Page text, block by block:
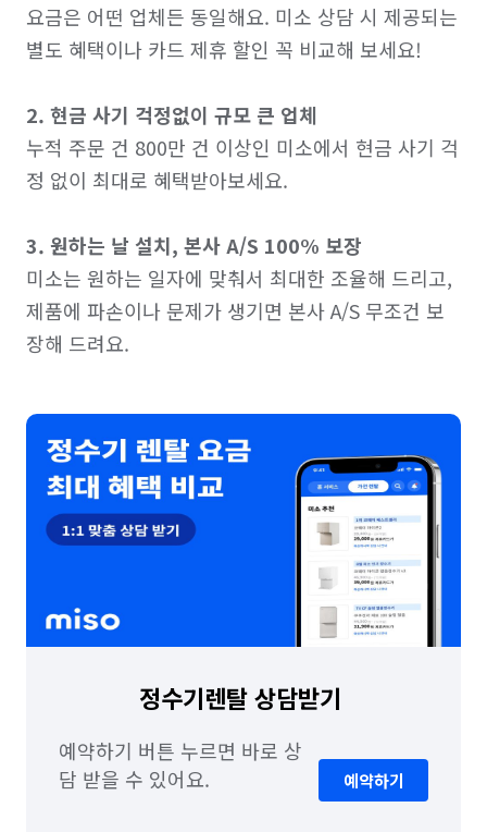
요금은 어떤 업체든 동일해요. 미소 상담 시 제공되는
별도 혜택이나 카드 제휴 할인 꼭 비교해 보세요!
2. 현금 사기 걱정없이 규모 큰 업체
누적 주문 건 800만 건 이상인 미소에서 현금 사기 걱
정 없이 최대로 혜택받아보세요.
3. 원하는 날 설치, 본사 A/S 100% 보장
미소는 원하는 일자에 맞춰서 최대한 조율해 드리고,
제품에 파손이나 문제가 생기면 본사 A/S 무조건 보
장해 드려요.
정수기렌탈 상담받기
예약하기 버튼 누르면 바로 상
담 받을 수 있어요.
예약하기